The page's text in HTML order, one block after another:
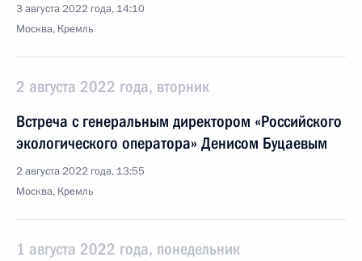
3 августа 2022 года, 14:10
Москва, Кремль
2 августа 2022 года, вторник
Встреча с генеральным директором «Российского
экологического оператора» Денисом Буцаевым
2 августа 2022 года, 13:55
Москва, Кремль
1 августа 2022 года, понедельник